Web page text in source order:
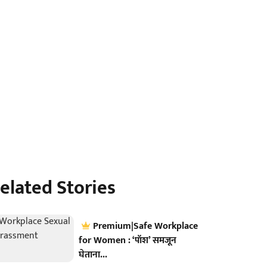
Stories
Premium|Safe Workplace
for Women : ‘पॉश’ समजून
घेताना...